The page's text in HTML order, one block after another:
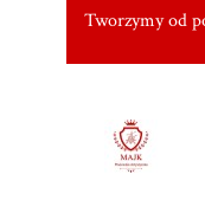
Tworzymy od